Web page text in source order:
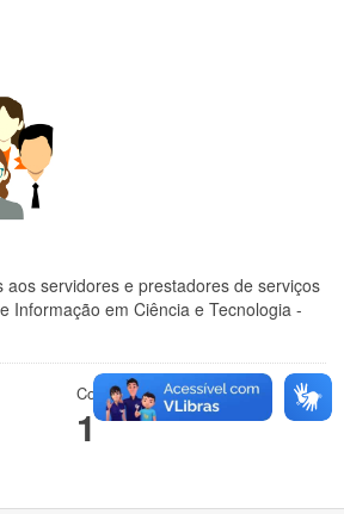
aos servidores e prestadores de serviços
Informação em Ciência e Tecnologia -
Conjuntos de dados
1